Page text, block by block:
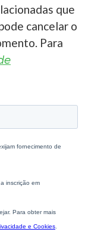
que
cancelar o
Para